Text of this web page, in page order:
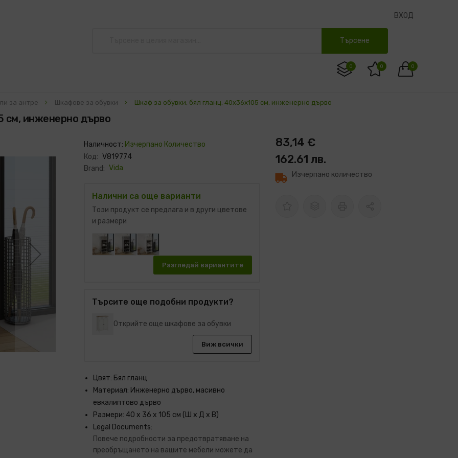
ВХОД
Търсене
0
0 0
за антре Шкафове за обувки Шкаф за обувки, бял гланц, 40x36x105 см, инженерно дърво
см, инженерно дърво
Наличност: Изчерпано Количество
Код: V819774
Brand: Vida
Налични са още варианти
Този продукт се предлага и в други цветове
и размери
Разгледай вариантите
Търсите още подобни продукти?
Открийте още шкафове за обувки
Виж всички
Цвят: Бял гланц
Материал: Инженерно дърво, масивно
евкалиптово дърво
Размери: 40 x 36 x 105 см (Ш x Д x В)
Legal Documents:
Повече подробности за предотвратяване на
преобръщането на вашите мебели можете да
83,14 €
162.61 лв.
Изчерпано количество